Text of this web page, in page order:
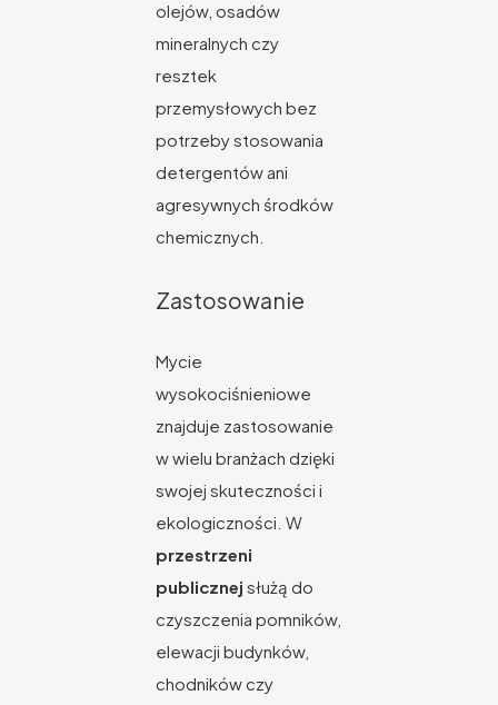
olejów, osadów
mineralnych czy
resztek
przemysłowych bez
potrzeby stosowania
detergentów ani
agresywnych środków
chemicznych.
Zastosowanie
Mycie
wysokociśnieniowe
znajduje zastosowanie
w wielu branżach dzięki
swojej skuteczności i
ekologiczności. W
przestrzeni
publicznej służą do
czyszczenia pomników,
elewacji budynków,
chodników czy